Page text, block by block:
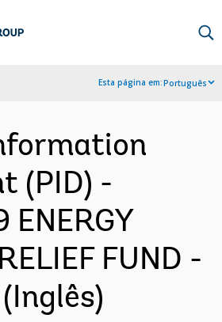
Esta página em:Português
(PID) -
ENERGY
FUND -